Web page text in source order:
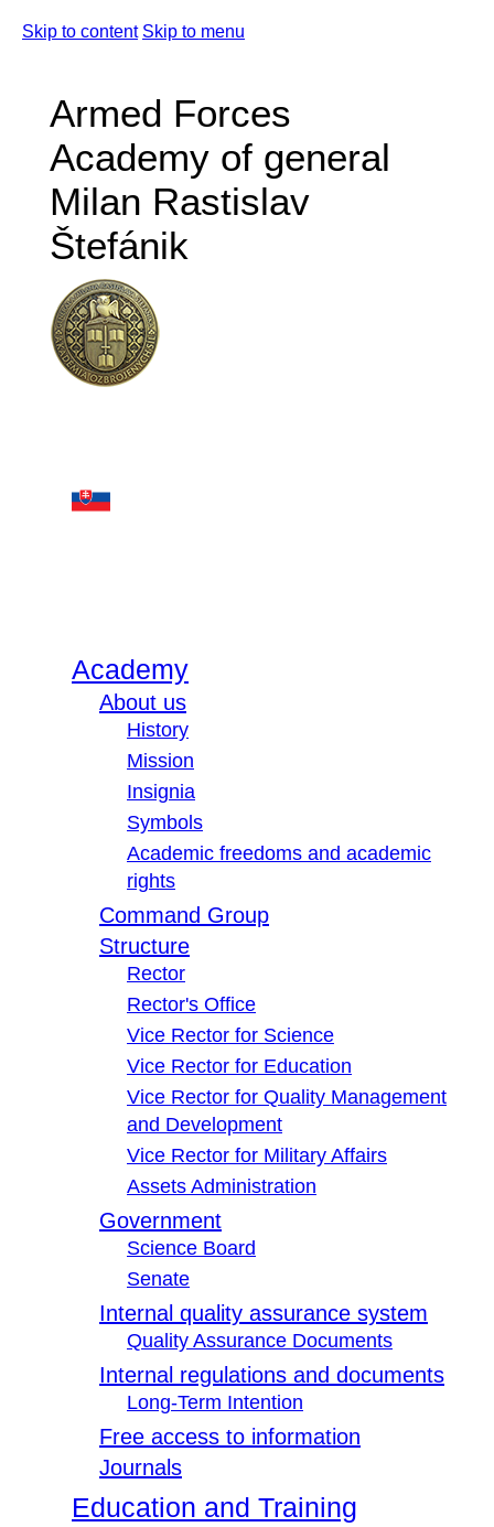
Skip to content Skip to menu
Armed Forces
Academy of general
Milan Rastislav
Štefánik
Academy
About us
History
Mission
Insignia
Symbols
Academic freedoms and academic
rights
Command Group
Structure
Rector
Rector's Office
Vice Rector for Science
Vice Rector for Education
Vice Rector for Quality Management
and Development
Vice Rector for Military Affairs
Assets Administration
Government
Science Board
Senate
Internal quality assurance system
Quality Assurance Documents
Internal regulations and documents
Long-Term Intention
Free access to information
Journals
Education and Training